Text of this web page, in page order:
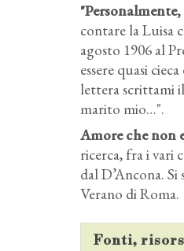
contare la Luisa
agosto 1906 al
essere quasi
lettera scrittami
marito mio…".
Amore che non
ricerca, fra i vari
dal D’Ancona.
Verano di Roma.
Fonti,